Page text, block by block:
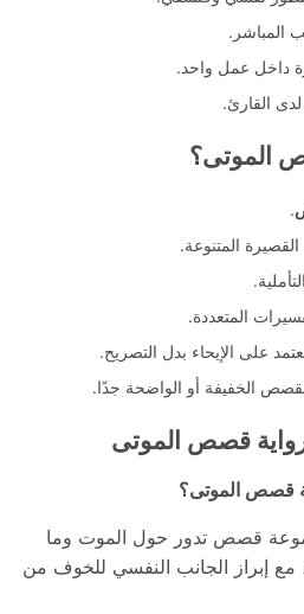
المباشر.
داخل عمل واحد.
القارئ.
الموتى؟
.
المتنوعة.
المتعددة.
على الإيحاء بدل التصريح.
الخفيفة أو الواضحة جدًا.
رواية قصص الموتى
قصص الموتى؟
قصص تدور حول الموت وما
إبراز الجانب النفسي للخوف من